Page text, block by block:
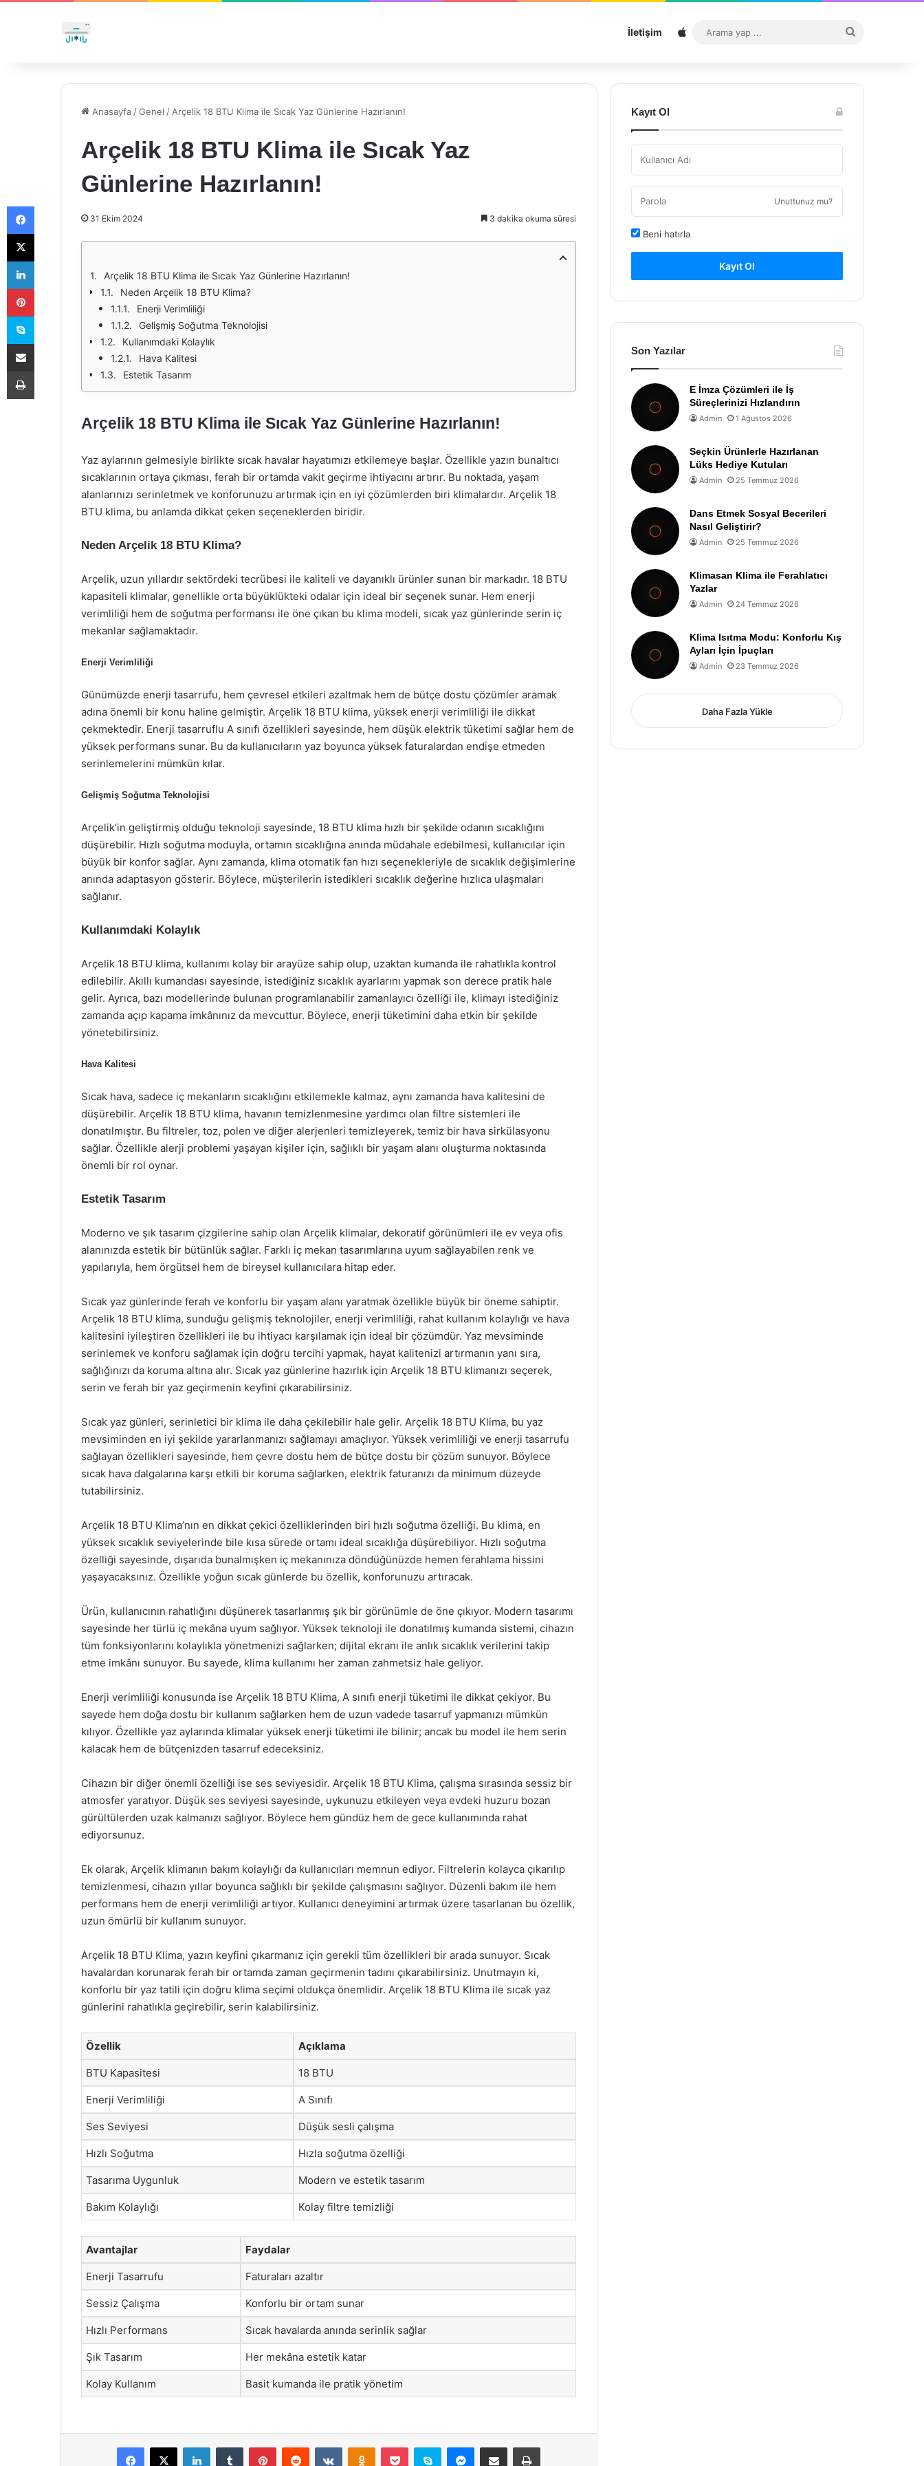
İletişim Sitemap
...
Anasayfa /Genel / Arçelik 18 BTU Klima ile Sıcak Yaz Günlerine Hazırlanın!
Arçelik 18 BTU Klima ile Sıcak Yaz
Günlerine Hazırlanın!
31 Ekim 2024 3 dakika okuma süresi
Arçelik 18 BTU Klima ile Sıcak Yaz Günlerine Hazırlanın!
Neden Arçelik 18 BTU Klima?
Enerji Verimliliği
Gelişmiş Soğutma Teknolojisi
Kullanımdaki Kolaylık
Hava Kalitesi
Estetik Tasarım
Arçelik 18 BTU Klima ile Sıcak Yaz Günlerine Hazırlanın!
Yaz aylarının gelmesiyle birlikte sıcak havalar hayatımızı etkilemeye başlar. Özellikle yazın bunaltıcı
sıcaklarının ortaya çıkması, ferah bir ortamda vakit geçirme ihtiyacını artırır. Bu noktada, yaşam
alanlarınızı serinletmek ve konforunuzu artırmak için en iyi çözümlerden biri klimalardır. Arçelik 18
BTU klima, bu anlamda dikkat çeken seçeneklerden biridir.
Neden Arçelik 18 BTU Klima?
Arçelik, uzun yıllardır sektördeki tecrübesi ile kaliteli ve dayanıklı ürünler sunan bir markadır. 18 BTU
kapasiteli klimalar, genellikle orta büyüklükteki odalar için ideal bir seçenek sunar. Hem enerji
verimliliği hem de soğutma performansı ile öne çıkan bu klima modeli, sıcak yaz günlerinde serin iç
mekanlar sağlamaktadır.
Enerji Verimliliği
Günümüzde enerji tasarrufu, hem çevresel etkileri azaltmak hem de bütçe dostu çözümler aramak
adına önemli bir konu haline gelmiştir. Arçelik 18 BTU klima, yüksek enerji verimliliği ile dikkat
çekmektedir. Enerji tasarruflu A sınıfı özellikleri sayesinde, hem düşük elektrik tüketimi sağlar hem de
yüksek performans sunar. Bu da kullanıcıların yaz boyunca yüksek faturalardan endişe etmeden
serinlemelerini mümkün kılar.
Gelişmiş Soğutma Teknolojisi
Arçelik’in geliştirmiş olduğu teknoloji sayesinde, 18 BTU klima hızlı bir şekilde odanın sıcaklığını
düşürebilir. Hızlı soğutma moduyla, ortamın sıcaklığına anında müdahale edebilmesi, kullanıcılar için
büyük bir konfor sağlar. Aynı zamanda, klima otomatik fan hızı seçenekleriyle de sıcaklık değişimlerine
anında adaptasyon gösterir. Böylece, müşterilerin istedikleri sıcaklık değerine hızlıca ulaşmaları
sağlanır.
Kullanımdaki Kolaylık
Arçelik 18 BTU klima, kullanımı kolay bir arayüze sahip olup, uzaktan kumanda ile rahatlıkla kontrol
edilebilir. Akıllı kumandası sayesinde, istediğiniz sıcaklık ayarlarını yapmak son derece pratik hale
gelir. Ayrıca, bazı modellerinde bulunan programlanabilir zamanlayıcı özelliği ile, klimayı istediğiniz
zamanda açıp kapama imkânınız da mevcuttur. Böylece, enerji tüketimini daha etkin bir şekilde
yönetebilirsiniz.
Hava Kalitesi
Sıcak hava, sadece iç mekanların sıcaklığını etkilemekle kalmaz, aynı zamanda hava kalitesini de
düşürebilir. Arçelik 18 BTU klima, havanın temizlenmesine yardımcı olan filtre sistemleri ile
donatılmıştır. Bu filtreler, toz, polen ve diğer alerjenleri temizleyerek, temiz bir hava sirkülasyonu
sağlar. Özellikle alerji problemi yaşayan kişiler için, sağlıklı bir yaşam alanı oluşturma noktasında
önemli bir rol oynar.
Estetik Tasarım
Moderno ve şık tasarım çizgilerine sahip olan Arçelik klimalar, dekoratif görünümleri ile ev veya ofis
alanınızda estetik bir bütünlük sağlar. Farklı iç mekan tasarımlarına uyum sağlayabilen renk ve
yapılarıyla, hem örgütsel hem de bireysel kullanıcılara hitap eder.
Sıcak yaz günlerinde ferah ve konforlu bir yaşam alanı yaratmak özellikle büyük bir öneme sahiptir.
Arçelik 18 BTU klima, sunduğu gelişmiş teknolojiler, enerji verimliliği, rahat kullanım kolaylığı ve hava
kalitesini iyileştiren özellikleri ile bu ihtiyacı karşılamak için ideal bir çözümdür. Yaz mevsiminde
serinlemek ve konforu sağlamak için doğru tercihi yapmak, hayat kalitenizi artırmanın yanı sıra,
sağlığınızı da koruma altına alır. Sıcak yaz günlerine hazırlık için Arçelik 18 BTU klimanızı seçerek,
serin ve ferah bir yaz geçirmenin keyfini çıkarabilirsiniz.
Sıcak yaz günleri, serinletici bir klima ile daha çekilebilir hale gelir. Arçelik 18 BTU Klima, bu yaz
mevsiminden en iyi şekilde yararlanmanızı sağlamayı amaçlıyor. Yüksek verimliliği ve enerji tasarrufu
sağlayan özellikleri sayesinde, hem çevre dostu hem de bütçe dostu bir çözüm sunuyor. Böylece
sıcak hava dalgalarına karşı etkili bir koruma sağlarken, elektrik faturanızı da minimum düzeyde
tutabilirsiniz.
Arçelik 18 BTU Klima’nın en dikkat çekici özelliklerinden biri hızlı soğutma özelliği. Bu klima, en
yüksek sıcaklık seviyelerinde bile kısa sürede ortamı ideal sıcaklığa düşürebiliyor. Hızlı soğutma
özelliği sayesinde, dışarıda bunalmışken iç mekanınıza döndüğünüzde hemen ferahlama hissini
yaşayacaksınız. Özellikle yoğun sıcak günlerde bu özellik, konforunuzu artıracak.
Ürün, kullanıcının rahatlığını düşünerek tasarlanmış şık bir görünümle de öne çıkıyor. Modern tasarımı
sayesinde her türlü iç mekâna uyum sağlıyor. Yüksek teknoloji ile donatılmış kumanda sistemi, cihazın
tüm fonksiyonlarını kolaylıkla yönetmenizi sağlarken; dijital ekranı ile anlık sıcaklık verilerini takip
etme imkânı sunuyor. Bu sayede, klima kullanımı her zaman zahmetsiz hale geliyor.
Enerji verimliliği konusunda ise Arçelik 18 BTU Klima, A sınıfı enerji tüketimi ile dikkat çekiyor. Bu
sayede hem doğa dostu bir kullanım sağlarken hem de uzun vadede tasarruf yapmanızı mümkün
kılıyor. Özellikle yaz aylarında klimalar yüksek enerji tüketimi ile bilinir; ancak bu model ile hem serin
kalacak hem de bütçenizden tasarruf edeceksiniz.
Cihazın bir diğer önemli özelliği ise ses seviyesidir. Arçelik 18 BTU Klima, çalışma sırasında sessiz bir
atmosfer yaratıyor. Düşük ses seviyesi sayesinde, uykunuzu etkileyen veya evdeki huzuru bozan
gürültülerden uzak kalmanızı sağlıyor. Böylece hem gündüz hem de gece kullanımında rahat
ediyorsunuz.
Ek olarak, Arçelik klimanın bakım kolaylığı da kullanıcıları memnun ediyor. Filtrelerin kolayca çıkarılıp
temizlenmesi, cihazın yıllar boyunca sağlıklı bir şekilde çalışmasını sağlıyor. Düzenli bakım ile hem
performans hem de enerji verimliliği artıyor. Kullanıcı deneyimini artırmak üzere tasarlanan bu özellik,
uzun ömürlü bir kullanım sunuyor.
Arçelik 18 BTU Klima, yazın keyfini çıkarmanız için gerekli tüm özellikleri bir arada sunuyor. Sıcak
havalardan korunarak ferah bir ortamda zaman geçirmenin tadını çıkarabilirsiniz. Unutmayın ki,
konforlu bir yaz tatili için doğru klima seçimi oldukça önemlidir. Arçelik 18 BTU Klima ile sıcak yaz
günlerini rahatlıkla geçirebilir, serin kalabilirsiniz.
Özellik Açıklama
BTU Kapasitesi 18 BTU
Enerji Verimliliği A Sınıfı
Ses Seviyesi Düşük sesli çalışma
Hızlı Soğutma Hızla soğutma özelliği
Tasarıma Uygunluk Modern ve estetik tasarım
Bakım Kolaylığı Kolay filtre temizliği
Avantajlar Faydalar
Enerji Tasarrufu Faturaları azaltır
Sessiz Çalışma Konforlu bir ortam sunar
Hızlı Performans Sıcak havalarda anında serinlik sağlar
Şık Tasarım Her mekâna estetik katar
Kolay Kullanım Basit kumanda ile pratik yönetim
Facebook
X LinkedInTumblr PinterestReddit VKontakteOdnoklassniki
Pocket Skype Messenger
E-Posta ile paylaş Yazdır
Kayıt Ol
Unuttunuz mu?
Beni hatırla
Kayıt Ol
Son Yazılar
E İmza Çözümleri ile İş
Süreçlerinizi Hızlandırın
Admin 1 Ağustos 2026
Seçkin Ürünlerle Hazırlanan
Lüks Hediye Kutuları
Admin 25 Temmuz 2026
Dans Etmek Sosyal Becerileri
Nasıl Geliştirir?
Admin 25 Temmuz 2026
Klimasan Klima ile Ferahlatıcı
Yazlar
Admin 24 Temmuz 2026
Klima Isıtma Modu: Konforlu Kış
Ayları İçin İpuçları
Admin 23 Temmuz 2026
Daha Fazla Yükle
Facebook
X
LinkedIn
Pinterest
Skype
E-Posta ile paylaş